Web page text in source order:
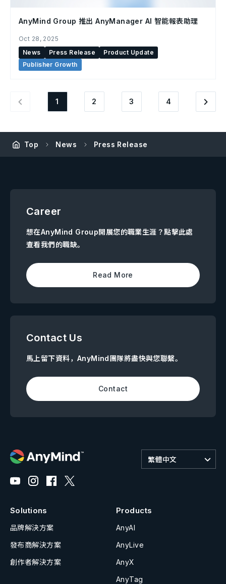
AnyMind Group 推出 AnyManager AI 智能報表助理
Oct 28, 2025
News
Press Release
Product Update
Publisher Growth
1 2 3 4
Top News Press Release
Career
想在AnyMind Group開展您的職業生涯？點擊此處
查看我們的職缺。
Read More
Contact Us
馬上留下資料，AnyMind團隊將盡快與您聯繫。
Contact
繁體中文
Solutions
品牌解決方案
發布商解決方案
創作者解決方案
Products
AnyAI
AnyLive
AnyX
AnyTag